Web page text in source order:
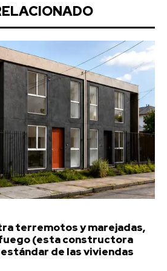
terremotos y marejadas,
(esta constructora
de las viviendas